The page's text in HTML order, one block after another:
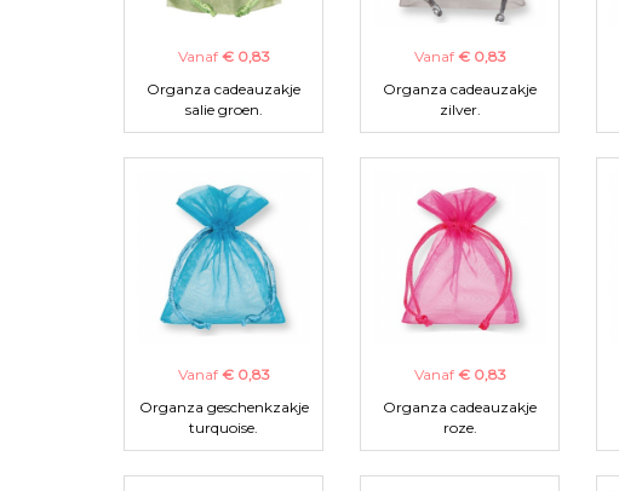
Vanaf € 0,83
Organza cadeauzakje
salie groen.
Vanaf € 0,83
Organza cadeauzakje
zilver.
Vanaf € 0,83
Organza geschenkzakje
turquoise.
Vanaf € 0,83
Organza cadeauzakje
roze.